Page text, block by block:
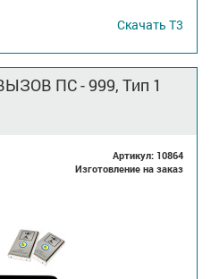
Скачать Т3
ПС - 999, Тип 1
Артикул: 10864
Изготовление на заказ